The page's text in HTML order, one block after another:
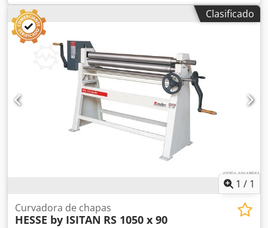
origen: Turquía Precio: 2600 € Producto más vendido: 1 En
stock: 1 Longitud de curvado: 1050 mm Capacidad máxima
de curvado - acero estructural: 1 mm Diámetro del rodillo
superior: 56 mm Csdpfx Abewira Uj Rorf Longitud: 1400
mm Anchura: 700 mm Altura: 1120 mm Peso: 185 kg 3
rodillos Disposición asimétrica de los rodillos - con
precurvado Ranuras para el alimentador de hilo en los
rodillos inferior y trasero Ajuste del rodillo inferior
mediante palanca central - con preengranaje de rueda
Estructura base Manual de instrucciones en ALEMÁN o
Clasificado
1 / 1
Curvadora de chapas
HESSE by ISITAN RS 1050 x 90